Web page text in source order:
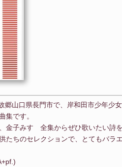
郷山口県長門市で、岸和田市少年少
集です。
金子みすゞ全集からぜひ歌いたい詩
たちのセレクションで、とてもバラ